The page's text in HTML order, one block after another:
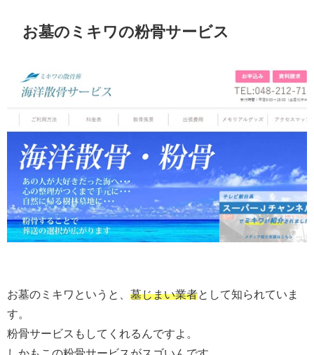
お墓のミキワの粉骨サービス
お墓のミキワというと、 墓じまい業者として知られていま
す。
粉骨サービスもしてくれるんですよ。